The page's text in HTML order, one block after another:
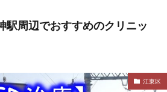
駅周辺でおすすめのクリニッ
江東区